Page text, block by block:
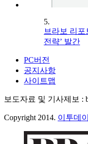
5.
브라보 리포
전략’ 발간
PC버전
공지사항
사이트맵
보도자료 및 기사제보 :
Copyright 2014. 이투데